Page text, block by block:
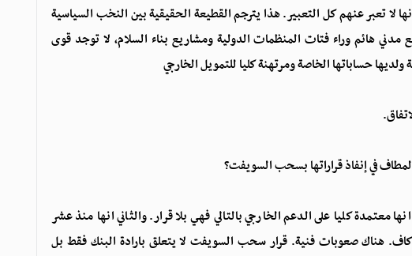
لا تعبر عنهم كل التعبير. هذا يترجم القطيعة الحقيقية بين النخب السياسية
هائم وراء فتات المنظمات الدولية ومشاريع بناء السلام، لا توجد قوى
حساباتها الخاصة ومرتهنة كليا للتمويل الخارجي
في إنفاذ قراراتها بسحب السويفت؟
معتمدة كليا على الدعم الخارجي بالتالي فهي بلا قرار. والثاني انها منذ عشر
هناك صعوبات فنية. قرار سحب السويفت لا يتعلق بارادة البنك فقط بل